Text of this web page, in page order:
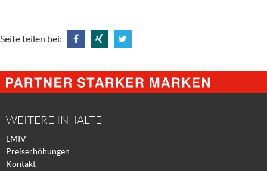
Seite teilen bei:
@
Facebook
@
Xing
@
Twitter
WEITERE INHALTE
LMIV
Preiserhöhungen
Kontakt